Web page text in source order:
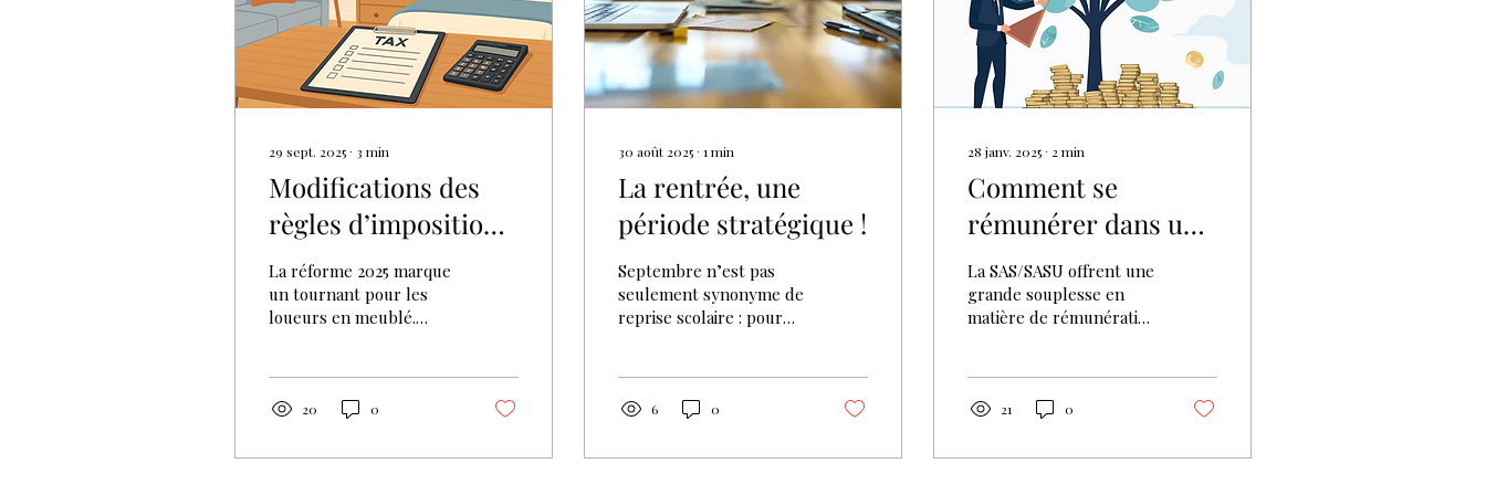
29 sept. 2025 ∙ 3 min
Modifications des
règles d’imposition
des LOUEURS EN
MEUBLÉS
La réforme 2025 marque
un tournant pour les
loueurs en meublé.
moment de revoir votre
patrimoniale.
20 0
30 août 2025 ∙ 1 min
La rentrée, une
période stratégique !
Septembre n’est pas
seulement synonyme de
reprise scolaire : pour
Après l’été, il est
avec méthode et de
6 0
28 janv. 2025 ∙ 2min
Comment se
rémunérer dans une
SAS ou SASU ?
La SAS/SASU offrent une
grande souplesse en
matière de rémunération
21 0